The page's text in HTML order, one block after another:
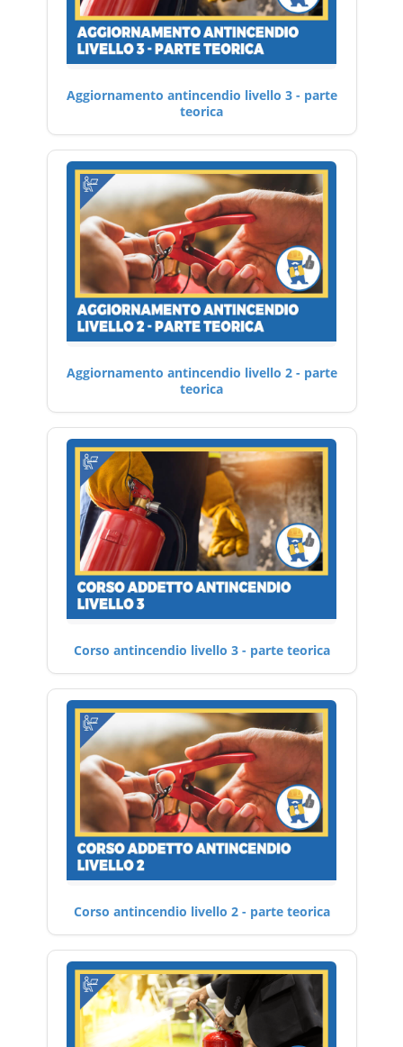
Aggiornamento antincendio livello 3 - parte
teorica
Aggiornamento antincendio livello 2 - parte
teorica
Corso antincendio livello 3 - parte teorica
Corso antincendio livello 2 - parte teorica